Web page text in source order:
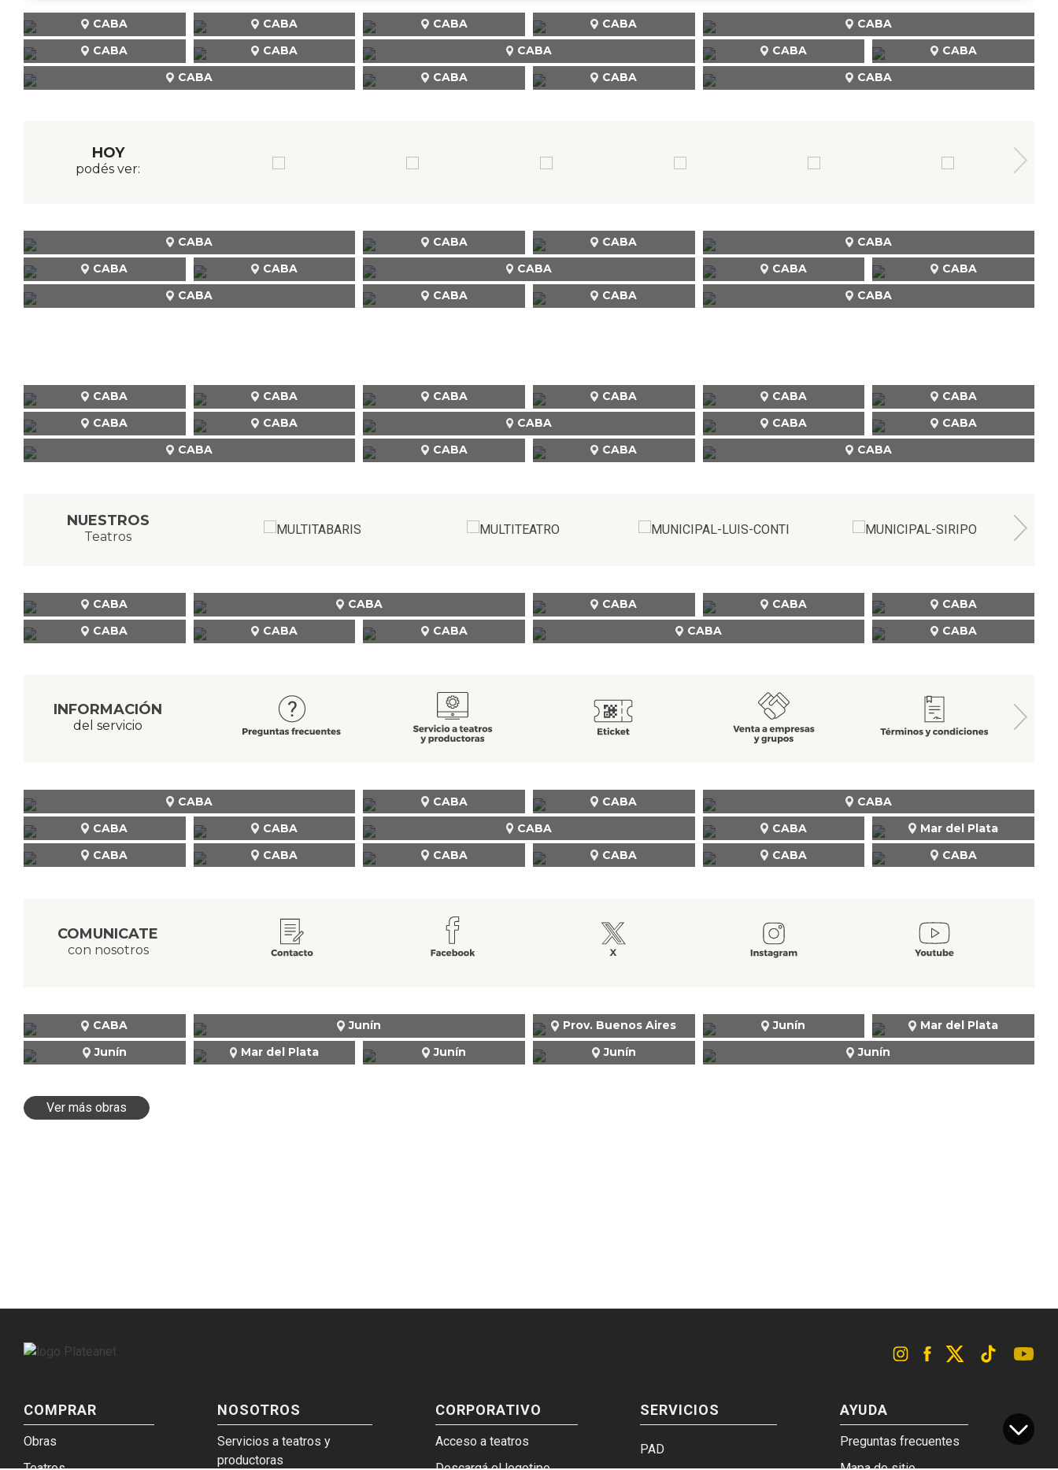
CABA CABA CABA CABA
CABA
CABA
CABA CABA CABA
CABA
CABA
CABA CABA CABA
HOY
podés ver:
CABA CABA CABA
CABA
CABA
CABA CABA CABA
CABA
CABA
CABA CABA CABA
CABA CABA CABA CABA CABA
CABA
CABA
CABA CABA CABA
CABA
CABA
CABA CABA CABA
NUESTROS
Teatros
CABA CABA CABA CABA
CABA
CABA
CABA CABA CABA CABA
INFORMACIÓN
del servicio
CABA CABA CABA
CABA
CABA
CABA CABA CABA
Mar del Plata
CABA
CABA CABA CABA CABA CABA
COMUNICATE
con nosotros
CABA Junín Prov. Buenos Aires Junín
Mar del Plata
Junín
Mar del Plata Junín Junín Junín
Ver más obras
COMPRAR
Obras
NOSOTROS
Servicios a teatros y
productoras
CORPORATIVO
Acceso a teatros
SERVICIOS
PAD
AYUDA
Preguntas frecuentes